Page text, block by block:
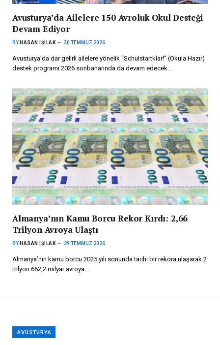
Avusturya’da Ailelere 150 Avroluk Okul Desteği
Devam Ediyor
BY HASAN IŞILAK 30 TEMMUZ 2026
Avusturya’da dar gelirli ailelere yönelik “Schulstartklar!” (Okula Hazır)
destek programı 2026 sonbaharında da devam edecek.…
Almanya’nın Kamu Borcu Rekor Kırdı: 2,66
Trilyon Avroya Ulaştı
BY HASAN IŞILAK 29 TEMMUZ 2026
Almanya’nın kamu borcu 2025 yılı sonunda tarihi bir rekora ulaşarak 2
trilyon 662,2 milyar avroya…
AVUSTURYA